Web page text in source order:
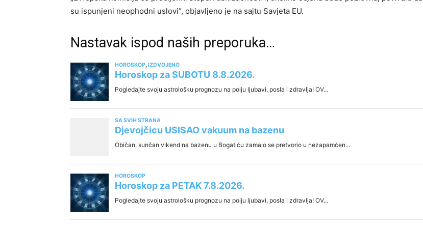
su ispunjeni neophodni uslovi“, objavljeno je na sajtu Savjeta EU.
Nastavak ispod naših preporuka…